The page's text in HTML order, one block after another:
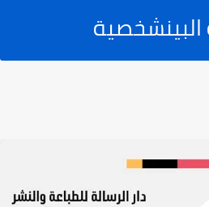
البينشخصية